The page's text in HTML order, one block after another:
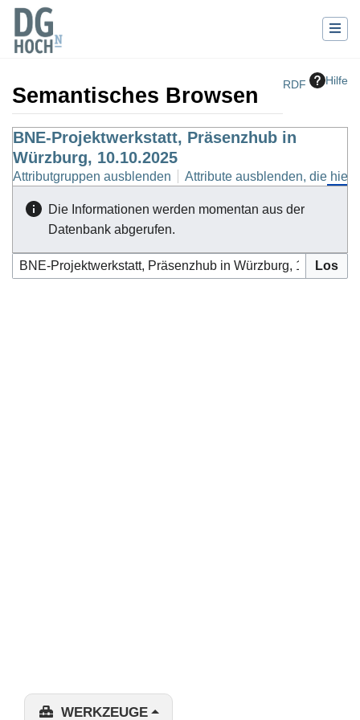
RDF Hilfe
Semantisches Browsen
Wechseln zu:Navigation,Suche
BNE-Projektwerkstatt, Präsenzhub in
Würzburg, 10.10.2025
Attributgruppen ausblenden Attribute ausblenden, die
Die Informationen werden momentan aus der
Datenbank abgerufen.
WERKZEUGE